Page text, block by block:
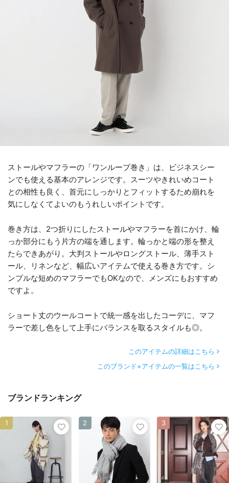
ストールやマフラーの「ワンループ巻き」は、ビジネスシー
ンでも使える基本のアレンジです。スーツやきれいめコート
との相性も良く、首元にしっかりとフィットするため崩れを
気にしなくてよいのもうれしいポイントです。
巻き方は、2つ折りにしたストールやマフラーを首にかけ、輪
っか部分にもう片方の端を通します。輪っかと端の形を整え
たらできあがり。大判ストールやロングストール、薄手スト
ール、リネンなど、幅広いアイテムで使える巻き方です。シ
ンプルな短めのマフラーでもOKなので、メンズにもおすすめ
ですよ。
ショート丈のウールコートで統一感を出したコーデに、マフ
ラーで差し色をして上手にバランスを取るスタイルも◎。
このアイテムの詳細はこちら
このブランド×アイテムの一覧はこちら
ブランドランキング
1 2 3